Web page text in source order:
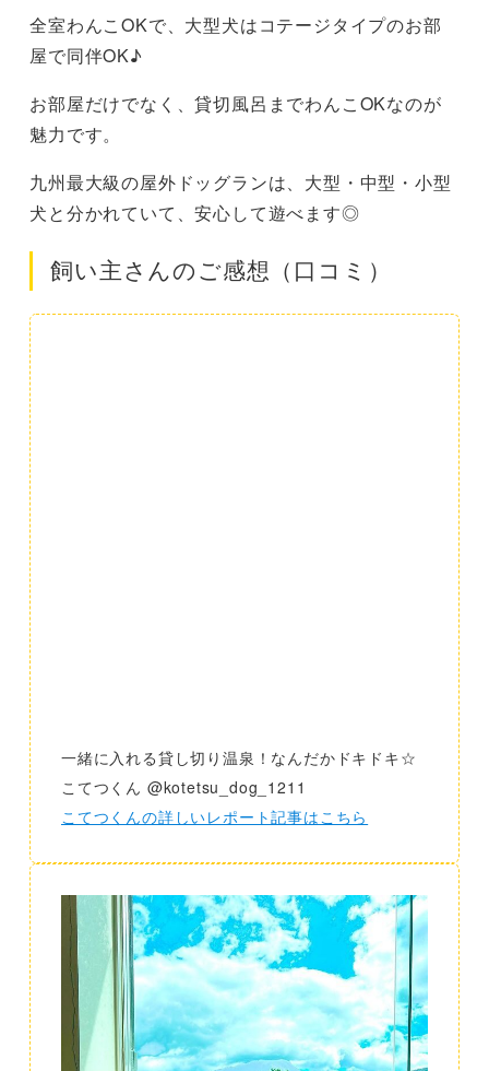
全室わんこOKで、大型犬はコテージタイプのお部
屋で同伴OK♪
お部屋だけでなく、貸切風呂までわんこOKなのが
魅力です。
九州最大級の屋外ドッグランは、大型・中型・小型
犬と分かれていて、安心して遊べます◎
飼い主さんのご感想（口コミ）
一緒に入れる貸し切り温泉！なんだかドキドキ☆
こてつくん @kotetsu_dog_1211
こてつくんの詳しいレポート記事はこちら